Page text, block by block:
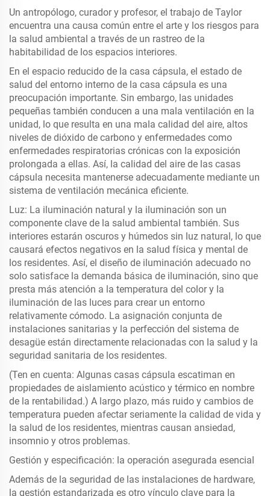
Un antropólogo, curador y profesor, el trabajo de Taylor
encuentra una causa común entre el arte y los riesgos para
la salud ambiental a través de un rastreo de la
habitabilidad de los espacios interiores.
En el espacio reducido de la casa cápsula, el estado de
salud del entorno interno de la casa cápsula es una
preocupación importante. Sin embargo, las unidades
pequeñas también conducen a una mala ventilación en la
unidad, lo que resulta en una mala calidad del aire, altos
niveles de dióxido de carbono y enfermedades como
enfermedades respiratorias crónicas con la exposición
prolongada a ellas. Así, la calidad del aire de las casas
cápsula necesita mantenerse adecuadamente mediante un
sistema de ventilación mecánica eficiente.
Luz: La iluminación natural y la iluminación son un
componente clave de la salud ambiental también. Sus
interiores estarán oscuros y húmedos sin luz natural, lo que
causará efectos negativos en la salud física y mental de
los residentes. Así, el diseño de iluminación adecuado no
solo satisface la demanda básica de iluminación, sino que
presta más atención a la temperatura del color y la
iluminación de las luces para crear un entorno
relativamente cómodo. La asignación conjunta de
instalaciones sanitarias y la perfección del sistema de
desagüe están directamente relacionadas con la salud y la
seguridad sanitaria de los residentes.
(Ten en cuenta: Algunas casas cápsula escatiman en
propiedades de aislamiento acústico y térmico en nombre
de la rentabilidad.) A largo plazo, más ruido y cambios de
temperatura pueden afectar seriamente la calidad de vida y
la salud de los residentes, mientras causan ansiedad,
insomnio y otros problemas.
Gestión y especificación: la operación asegurada esencial
Además de la seguridad de las instalaciones de hardware,
la gestión estandarizada es otro vínculo clave para la